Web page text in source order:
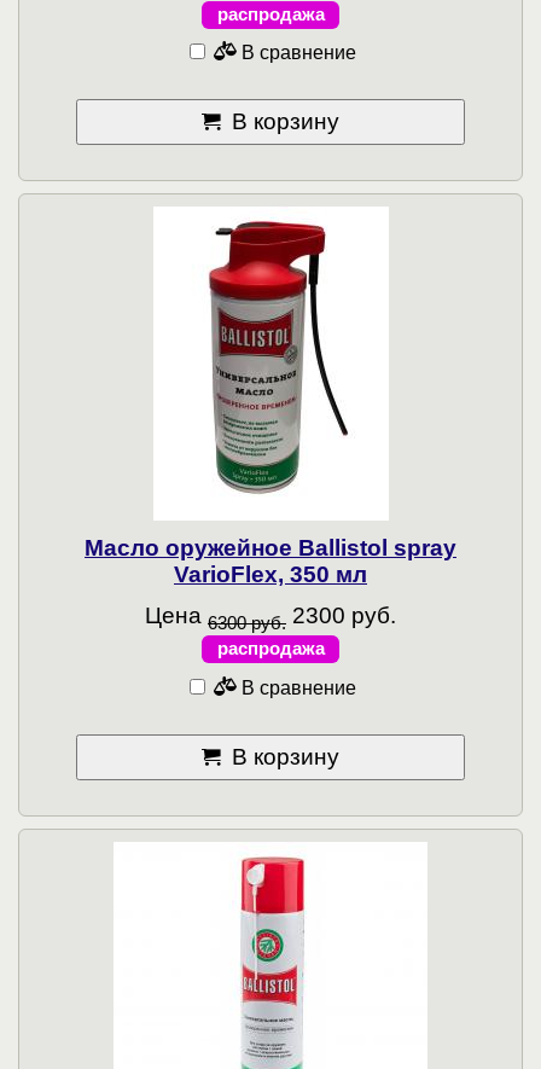
распродажа
В сравнение
В корзину
Масло оружейное Ballistol spray
VarioFlex, 350 мл
Цена 6300 руб. 2300 руб.
распродажа
В сравнение
В корзину